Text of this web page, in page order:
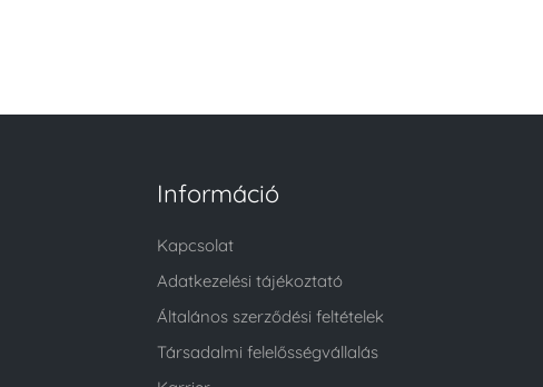
Információ
Kapcsolat
Adatkezelési tájékoztató
Általános szerződési feltételek
Társadalmi felelősségvállalás